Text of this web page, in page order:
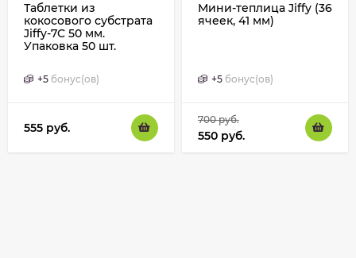
Таблетки из
кокосового субстрата
Jiffy-7C 50 мм.
Упаковка 50 шт.
+5 бонус(ов)
555 руб.
Мини-теплица Jiffy (36
ячеек, 41 мм)
+5 бонус(ов)
700руб.
550 руб.